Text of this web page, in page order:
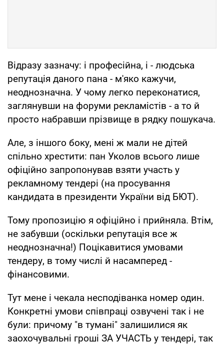
Відразу зазначу: і професійна, і - людська
репутація даного пана - м'яко кажучи,
неоднозначна. У чому легко переконатися,
заглянувши на форуми рекламістів - а то й
просто набравши прізвище в рядку пошукача.
Але, з іншого боку, мені ж мали не дітей
спільно хрестити: пан Уколов всього лише
офіційно запропонував взяти участь у
рекламному тендері (на просування
кандидата в президенти України від БЮТ).
Тому пропозицію я офіційно і прийняла. Втім,
не забувши (оскільки репутація все ж
неоднозначна!) Поцікавитися умовами
тендеру, в тому числі й насамперед -
фінансовими.
Тут мене і чекала несподіванка номер один.
Конкретні умови співпраці озвучені так і не
були: причому "в тумані" залишилися як
заохочувальні гроші ЗА УЧАСТЬ у тендері, так